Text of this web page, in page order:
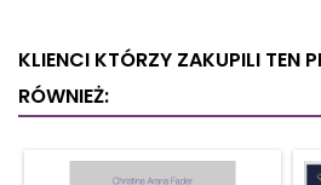
KLIENCI KTÓRZY ZAKUPILI TEN
RÓWNIEŻ: